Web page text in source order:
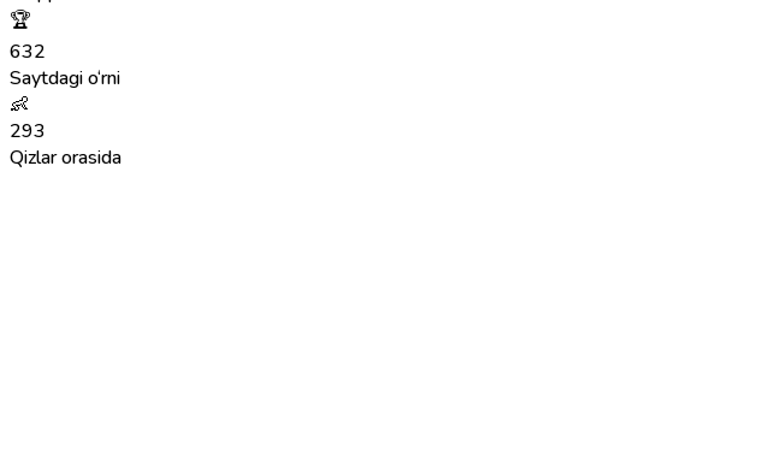
🏆
632
Saytdagi o‘rni
👶
293
Qizlar orasida